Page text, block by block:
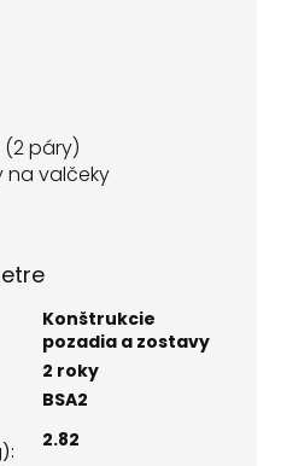
páry)
na valčeky
Konštrukcie
pozadia a zostavy
2 roky
BSA2
:
2.82